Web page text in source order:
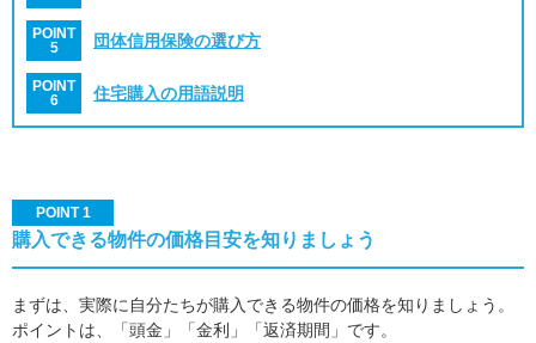
POINT
5
団体信用保険の選び方
POINT
6
住宅購入の用語説明
POINT 1
購入できる物件の価格目安を知りましょう
まずは、実際に自分たちが購入できる物件の価格を知りましょう。
ポイントは、「頭金」「金利」「返済期間」です。